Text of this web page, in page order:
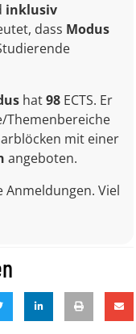
inklusiv
dass Modus
hat98 ECTS. Er
Themenbereiche
mit einer
angeboten.
Anmeldungen. Viel